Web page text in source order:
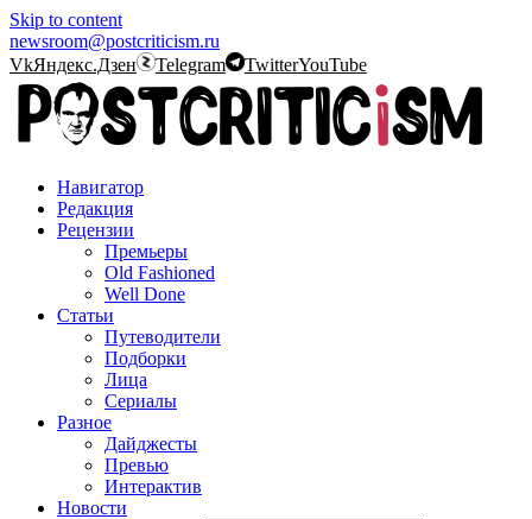
Skip to content
newsroom@postcriticism.ru
VkЯндекс.Дзен Telegram TwitterYouTube
Навигатор
Редакция
Рецензии
Премьеры
Old Fashioned
Well Done
Статьи
Путеводители
Подборки
Лица
Сериалы
Разное
Дайджесты
Превью
Интерактив
Новости